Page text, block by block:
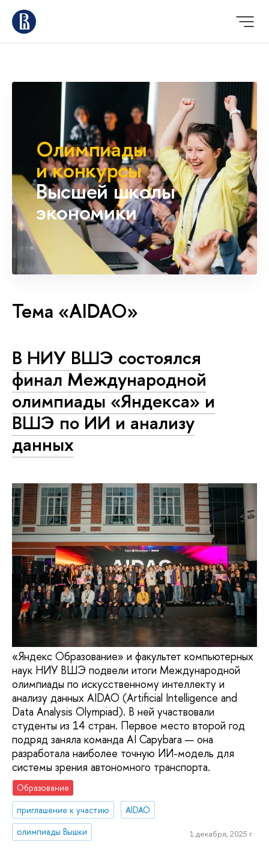
Олимпиады
и конкурсы
Высшей школы
экономики
Тема «AIDAO»
В НИУ ВШЭ состоялся
финал Международной
олимпиады «Яндекса» и
ВШЭ по ИИ и анализу
данных
«Яндекс Образование» и факультет компьютерных
наук НИУ ВШЭ подвели итоги Международной
олимпиады по искусственному интеллекту и
анализу данных AIDAO (Artificial Intelligence and
Data Analysis Olympiad). В ней участвовали
студенты из 14 стран. Первое место второй год
подряд заняла команда AI Capybara — она
разработала наиболее точную ИИ-модель для
системы зрения автономного транспорта.
Образование
приглашение к участию
AIDAO
олимпиады Вышки
1 декабря, 2025 г.